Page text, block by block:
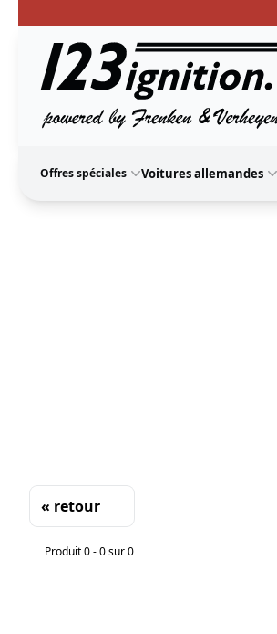
123ignition
Offres spéciales Voitures allemandes
« retour
TriProduit 0 - 0 sur 0